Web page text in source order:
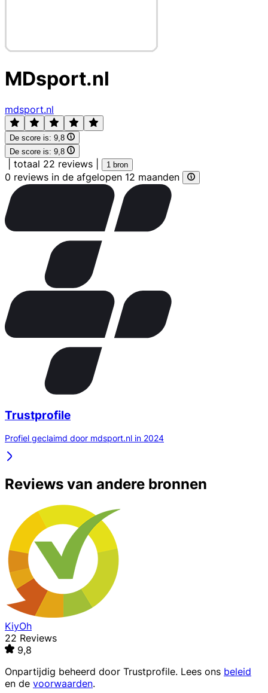
MDsport.nl
mdsport.nl
De score is: 9,8
De score is: 9,8
totaal 22 reviews 1 bron
0 reviews in de afgelopen 12 maanden
Trustprofile
Profiel geclaimd door mdsport.nl in 2024
Reviews van andere bronnen
KiyOh
22 Reviews
9,8
Onpartijdig beheerd door Trustprofile. Lees ons beleid
en de voorwaarden.